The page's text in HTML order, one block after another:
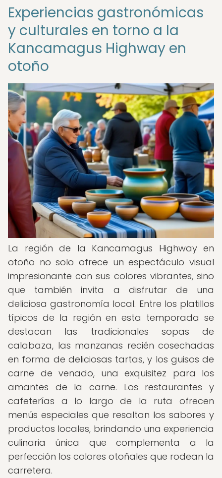
Experiencias gastronómicas
y culturales en torno a la
Kancamagus Highway en
otoño
La región de la Kancamagus Highway en
otoño no solo ofrece un espectáculo visual
impresionante con sus colores vibrantes, sino
que también invita a disfrutar de una
deliciosa gastronomía local. Entre los platillos
típicos de la región en esta temporada se
destacan las tradicionales sopas de
calabaza, las manzanas recién cosechadas
en forma de deliciosas tartas, y los guisos de
carne de venado, una exquisitez para los
amantes de la carne. Los restaurantes y
cafeterías a lo largo de la ruta ofrecen
menús especiales que resaltan los sabores y
productos locales, brindando una experiencia
culinaria única que complementa a la
perfección los colores otoñales que rodean la
carretera.